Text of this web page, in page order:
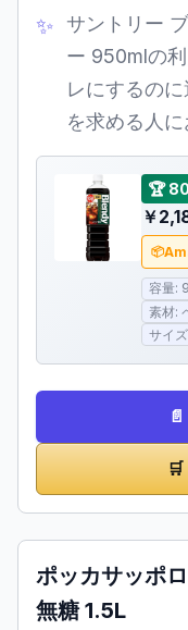
サントリー
ー 950mlの
レにするの
を求める人に
🏆
￥
容量:
素材:
サイ
ポッカサッポ
無糖 1.5L